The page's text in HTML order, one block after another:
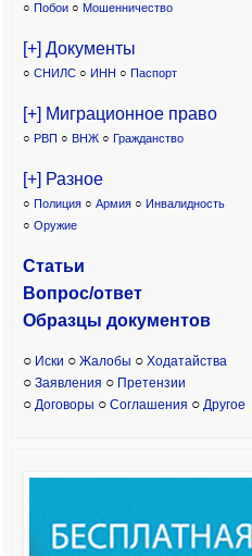
○ Побои ○ Мошенничество
[+] Документы
○ СНИЛС ○ ИНН ○ Паспорт
[+] Миграционное право
○ РВП ○ ВНЖ ○ Гражданство
[+] Разное
○ Полиция ○ Армия ○ Инвалидность
○ Оружие
Статьи
Вопрос/ответ
Образцы документов
○ Иски ○ Жалобы ○ Ходатайства
○ Заявления ○ Претензии
○ Договоры ○ Соглашения ○ Другое